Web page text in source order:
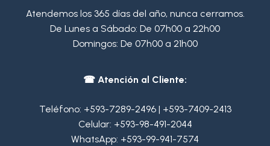
Atendemos los 365 días del año, nunca cerramos.
De Lunes a Sábado: De 07h00 a 22h00
Domingos: De 07h00 a 21h00
☎ Atención al Cliente:
Teléfono: +593-7289-2496| +593-7409-2413
Celular: +593-98-491-2044
WhatsApp: +593-99-941-7574